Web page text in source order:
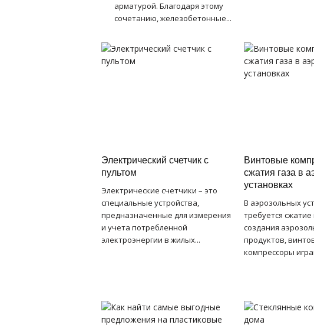
арматурой. Благодаря этому
сочетанию, железобетонные...
Электрический счетчик с
пультом
Электрические счетчики – это
специальные устройства,
предназначенные для измерения
и учета потребленной
электроэнергии в жилых...
Винтовые
сжатия газа в
установках
В аэрозольных
требуется сжатие
создания
продуктов,
компрессоры